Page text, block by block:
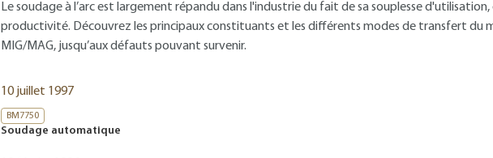
Le soudage à l’arc est largement répandu dans l'industrie du fait de sa souplesse
productivité. Découvrez les principaux constituants et les différents modes de transfert du
MIG/MAG, jusqu’aux défauts pouvant survenir.
10 juillet 1997
BM7750
Soudage automatique